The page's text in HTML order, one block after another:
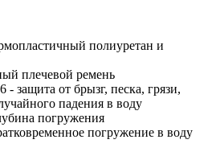
полиуретан и
плечевой ремень
- защита от брызг, песка, грязи,
падения в воду
погружения
погружение в воду